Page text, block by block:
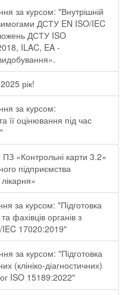
за курсом: "Внутрішній
ДСТУ EN ISO/IEC
ДСТУ ISO
ILAC, EA -
рік!
за курсом:
її оцінювання під час
«Контрольні карти 3.2»
підприємства
за курсом: "Підготовка
фахівців органів з
IEC 17020:2019"
за курсом: "Підготовка
(клініко-діагностичних)
ISO 15189:2022"